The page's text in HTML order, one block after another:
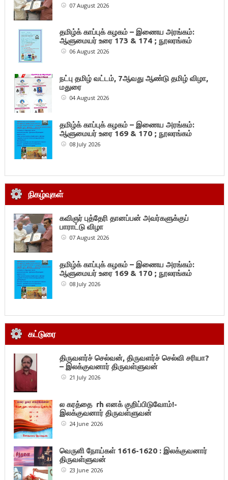
07 August 2026
தமிழ்க் காப்புக் கழகம் – இணைய அரங்கம்:
ஆளுமையர் உரை 173 & 174 ; நூலரங்கம்
06 August 2026
நட்பு தமிழ் வட்டம், 7ஆவது ஆண்டு தமிழ் விழா,
மதுரை
04 August 2026
தமிழ்க் காப்புக் கழகம் – இணைய அரங்கம்:
ஆளுமையர் உரை 169 & 170 ; நூலரங்கம்
08 July 2026
நிகழ்வுகள்
கவிஞர் புத்தேரி தானப்பன் அவர்களுக்குப்
பாராட்டு விழா
07 August 2026
தமிழ்க் காப்புக் கழகம் – இணைய அரங்கம்:
ஆளுமையர் உரை 169 & 170 ; நூலரங்கம்
08 July 2026
கட்டுரை
திருவளர்ச் செல்வன், திருவளர்ச் செல்வி சரியா?
– இலக்குவனார் திருவள்ளுவன்
21 July 2026
ல கரத்தை rh எனக் குறிப்பிடுவோம்!-
இலக்குவனார் திருவள்ளுவன்
24 June 2026
வெருளி நோய்கள் 1616-1620 : இலக்குவனார்
திருவள்ளுவன்
23 June 2026